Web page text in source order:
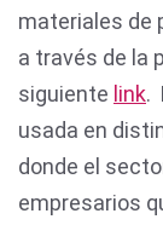
materiales de
a través de la
siguiente link.
usada en
donde el
empresarios